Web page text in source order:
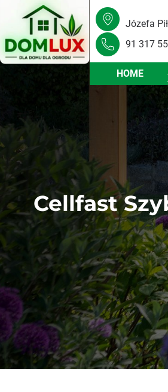
Józefa
91 317
HOME
Cellfast